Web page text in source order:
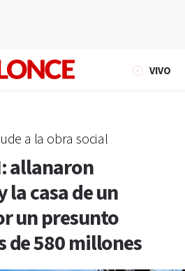
VIVO
a la obra social
allanaron
casa de un
un presunto
de 580 millones